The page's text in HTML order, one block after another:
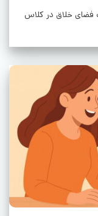
فضای خلاق در کلاس